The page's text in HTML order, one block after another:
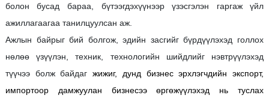
болон бусад бараа, бүтээгдэхүүнээр үзэсгэлэн гаргаж үйл
ажиллагаагаа танилцуулсан аж.
Ажлын байрыг бий болгож, эдийн засгийг бүрдүүлэхэд голлох
нөлөө үзүүлэн, техник, технологийн шийдлийг нэвтрүүлэхэд
түүчээ болж байдагжижиг, дунд бизнес эрхлэгчдийн экспорт,
импортоор дамжуулан бизнесээ өргөжүүлэхэд нь туслах